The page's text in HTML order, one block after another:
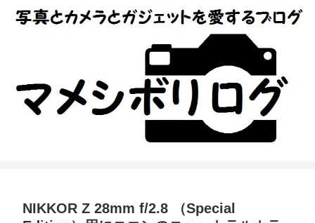
NIKKOR Z 28mm f/2.8 （Special